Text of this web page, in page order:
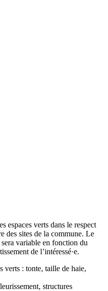
espaces verts dans le respect
des sites de la commune. Le
variable en fonction du
de l’intéressé·e.
verts : tonte, taille de haie,
structures